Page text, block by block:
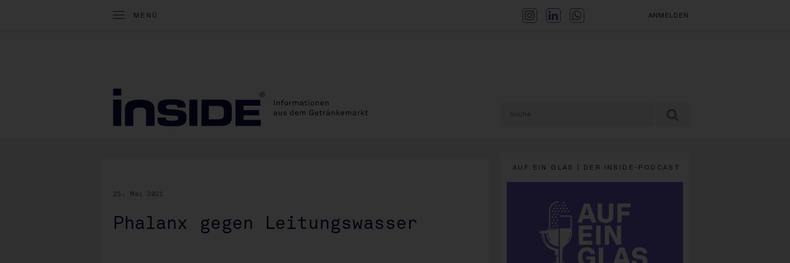
ANMELDEN
MENÜ
25. Mai 2021
Phalanx gegen Leitungswasser
AUF EIN GLAS | DER INSIDE-PODCAST